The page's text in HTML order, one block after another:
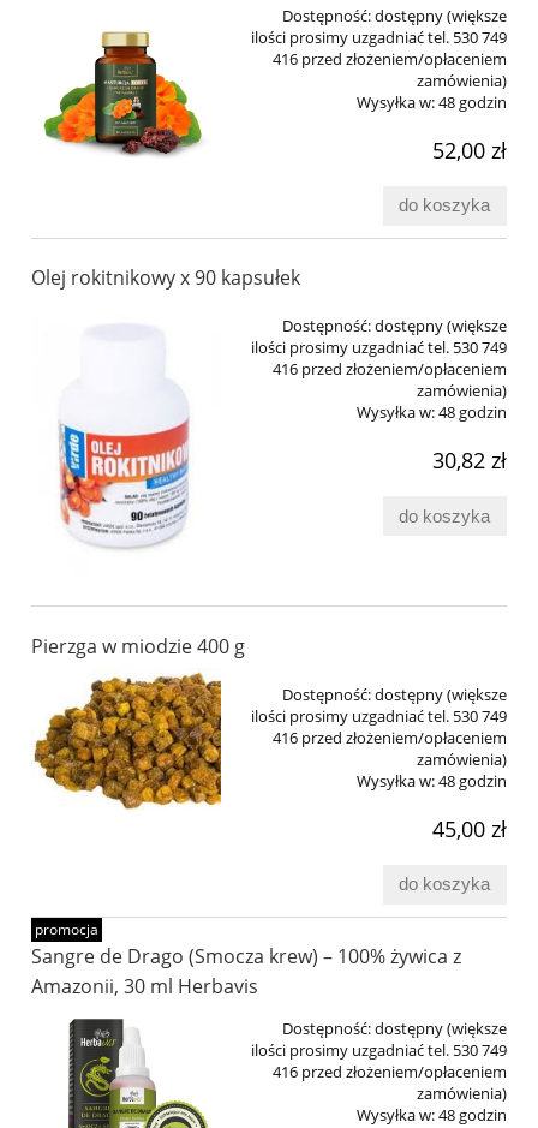
Dostępność:dostępny (większe
ilości prosimy uzgadniać tel. 530 749
416 przed złożeniem/opłaceniem
zamówienia)
Wysyłka w:48 godzin
52,00 zł
do koszyka
Olej rokitnikowy x 90 kapsułek
Dostępność:dostępny (większe
ilości prosimy uzgadniać tel. 530 749
416 przed złożeniem/opłaceniem
zamówienia)
Wysyłka w:48 godzin
30,82 zł
do koszyka
Pierzga w miodzie 400 g
Dostępność:dostępny (większe
ilości prosimy uzgadniać tel. 530 749
416 przed złożeniem/opłaceniem
zamówienia)
Wysyłka w:48 godzin
45,00 zł
do koszyka
Sangre de Drago (Smocza krew) – 100% żywica z
Amazonii, 30 ml Herbavis
Dostępność:dostępny (większe
ilości prosimy uzgadniać tel. 530 749
416 przed złożeniem/opłaceniem
zamówienia)
Wysyłka w:48 godzin
promocja